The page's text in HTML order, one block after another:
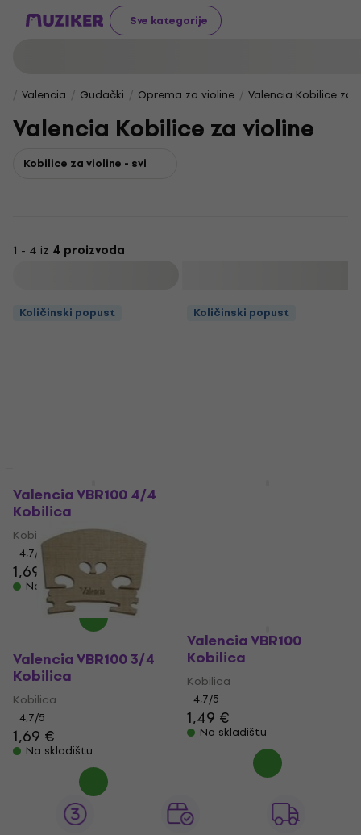
Sve kategorije
Valencia Gudački Oprema za violine Valencia Kobilice za
Valencia Kobilice za violine
Kobilice za violine - svi
1 - 4 iz 4 proizvoda
Količinski popust
Valencia VBR100 4/4
Kobilica
Kobilica
4,7/5
1,69 €
Na skladištu
Količinski popust
Valencia VBR100 3/4
Kobilica
Kobilica
4,7/5
1,69 €
Na skladištu
Valencia VBR100
Kobilica
Kobilica
4,7/5
1,49 €
Na skladištu